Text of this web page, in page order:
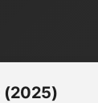
(2025)